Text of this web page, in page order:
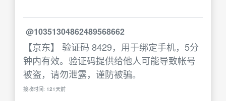
@10351304862489568662
【京东】 验证码 8429，用于绑定手机，5分
钟内有效。验证码提供给他人可能导致帐号
被盗，请勿泄露，谨防被骗。
接收时间: 121天前